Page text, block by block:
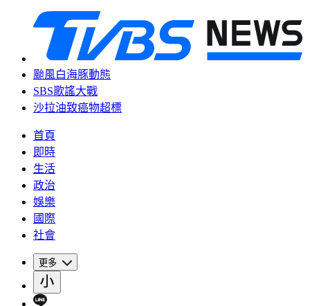
颱風白海豚動態
SBS歌謠大戰
沙拉油致癌物超標
首頁
即時
生活
政治
娛樂
國際
社會
更多